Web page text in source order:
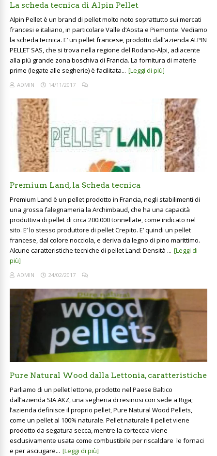
La scheda tecnica di Alpin Pellet
Alpin Pellet è un brand di pellet molto noto soprattutto sui mercati
francesi e italiano, in particolare Valle d’Aosta e Piemonte. Vediamo
la scheda tecnica. E’ un pellet francese, prodotto dall’azienda ALPIN
PELLET SAS, che si trova nella regione del Rodano-Alpi, adiacente
alla più grande zona boschiva di Francia. La fornitura di materie
prime (legate alle segherie) è facilitata... [Leggi di più]
ADMIN 14/11/2017
Premium Land, la Scheda tecnica
Premium Land è un pellet prodotto in Francia, negli stabilimenti di
una grossa falegnameria la Archimbaud, che ha una capacità
produttiva di pellet di circa 200.000 tonnellate, come indicato nel
sito. E’ lo stesso produttore di pellet Crepito. E’ quindi un pellet
francese, dal colore nocciola, e deriva da legno di pino marittimo.
Alcune caratteristiche tecniche di pellet Land: Densità ... [Leggi di
più]
ADMIN 24/02/2017
Pure Natural Wood dalla Lettonia, caratteristiche
Parliamo di un pellet lettone, prodotto nel Paese Baltico
dall’azienda SIA AKZ, una segheria di resinosi con sede a Riga;
l’azienda definisce il proprio pellet, Pure Natural Wood Pellets,
come un pellet al 100% naturale. Pellet naturale Il pellet viene
prodotto da segatura secca, mentre la corteccia viene
esclusivamente usata come combustibile per riscaldare le fornaci
e per asciugare... [Leggi di più]